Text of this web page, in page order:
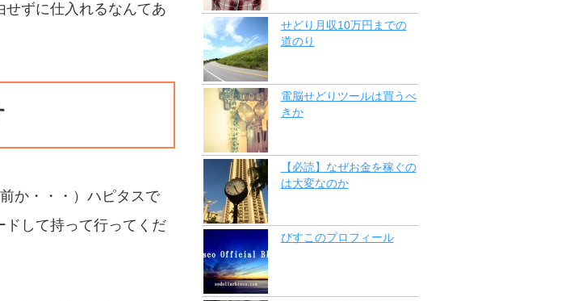
せずに仕入れるなんてあ
か・・・）ハピタスで
して持って行ってくだ
せどり月収10万円までの
道のり
電脳せどりツールは買うべ
きか
【必読】なぜお金を稼ぐの
は大変なのか
びすこのプロフィール